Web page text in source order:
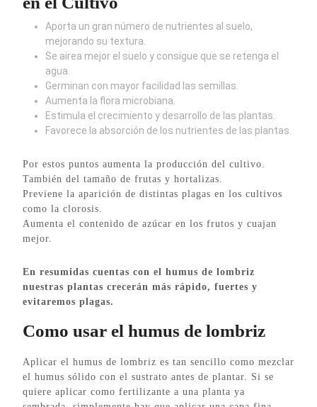
Aporta un gran número de nutrientes al suelo,
mejorando su textura.
Se airea mejor el suelo y consigue que se retenga el
agua.
Germinan con mayor facilidad las semillas.
Aumenta la flora microbiana.
Estimula el crecimiento y desarrollo de las plantas.
Favorece la absorción de los nutrientes de las plantas.
Por estos puntos aumenta la producción del cultivo.
También del tamaño de frutas y hortalizas.
Previene la aparición de distintas plagas en los cultivos
como la clorosis.
Aumenta el contenido de azúcar en los frutos y cuajan
mejor.
En resumidas cuentas con el humus de lombriz
nuestras plantas crecerán más rápido, fuertes y
evitaremos plagas.
Como usar el humus de lombriz
Aplicar el humus de lombriz es tan sencillo como mezclar
el humus sólido con el sustrato antes de plantar. Si se
quiere aplicar como fertilizante a una planta ya